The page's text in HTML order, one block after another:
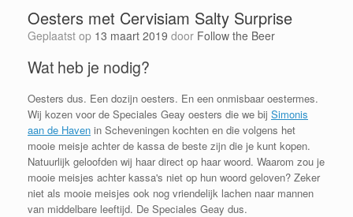
Oesters met Cervisiam Salty Surprise
Geplaatst op 13 maart 2019 door Follow the Beer
Wat heb je nodig?
Oesters dus. Een dozijn oesters. En een onmisbaar oestermes.
Wij kozen voor de Speciales Geay oesters die we bij Simonis
aan de Haven in Scheveningen kochten en die volgens het
mooie meisje achter de kassa de beste zijn die je kunt kopen.
Natuurlijk geloofden wij haar direct op haar woord. Waarom zou je
mooie meisjes achter kassa's niet op hun woord geloven? Zeker
niet als mooie meisjes ook nog vriendelijk lachen naar mannen
van middelbare leeftijd. De Speciales Geay dus.